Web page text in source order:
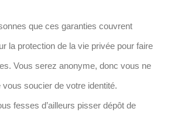
que ces garanties couvrent
la protection de la vie privée pour faire
Vous serez anonyme, donc vous ne
soucier de votre identité.
fesses d’ailleurs pisser dépôt de